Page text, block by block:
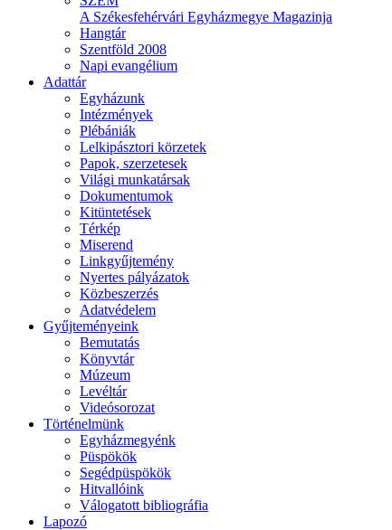
A Székesfehérvári Egyházmegye Magazinja
Hangtár
Szentföld 2008
Napi evangélium
Adattár
Egyházunk
Intézmények
Plébániák
Lelkipásztori körzetek
Papok, szerzetesek
Világi munkatársak
Dokumentumok
Kitüntetések
Térkép
Miserend
Linkgyűjtemény
Nyertes pályázatok
Közbeszerzés
Adatvédelem
Gyűjteményeink
Bemutatás
Könyvtár
Múzeum
Levéltár
Videósorozat
Történelmünk
Egyházmegyénk
Püspökök
Segédpüspökök
Hitvallóink
Válogatott bibliográfia
Lapozó